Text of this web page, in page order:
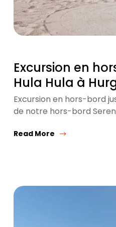
Excursion en
Hula Hula à
Excursion en hors-bord
de notre hors-bord
Read More